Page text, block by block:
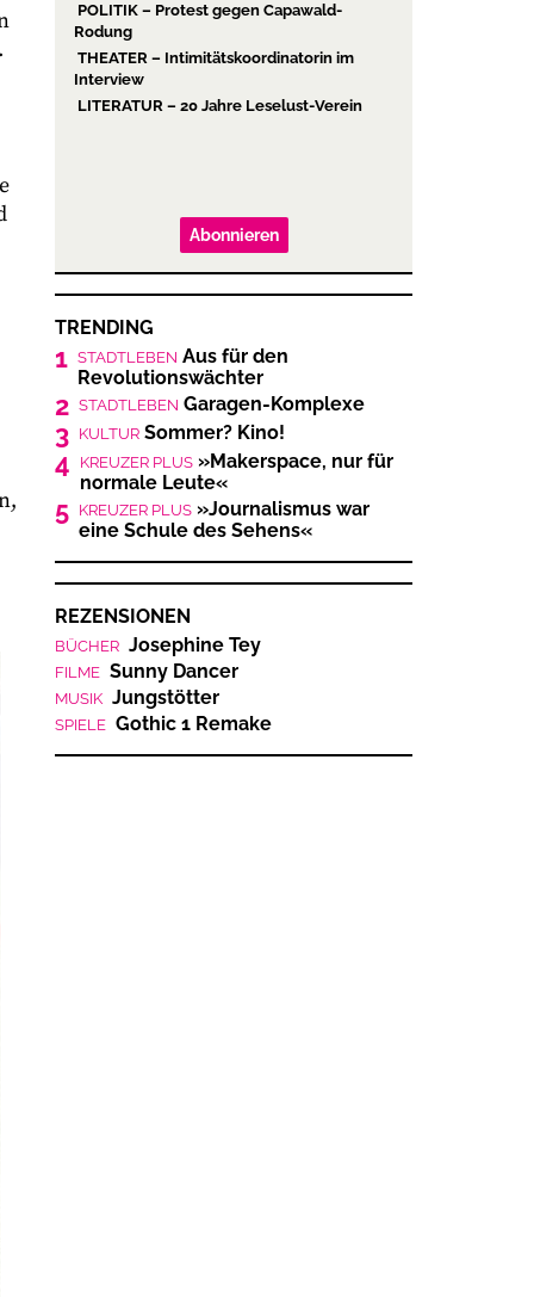
POLITIK – Protest gegen Capawald-
Rodung
THEATER – Intimitätskoordinatorin im
Interview
LITERATUR – 20 Jahre Leselust-Verein
Abonnieren
TRENDING
1 STADTLEBEN Aus für den
Revolutionswächter
2 STADTLEBEN Garagen-Komplexe
3 KULTUR Sommer? Kino!
4 KREUZER PLUS »Makerspace, nur für
normale Leute«
5 KREUZER PLUS »Journalismus war
eine Schule des Sehens«
REZENSIONEN
BÜCHER Josephine Tey
FILME Sunny Dancer
MUSIK Jungstötter
SPIELE Gothic 1 Remake